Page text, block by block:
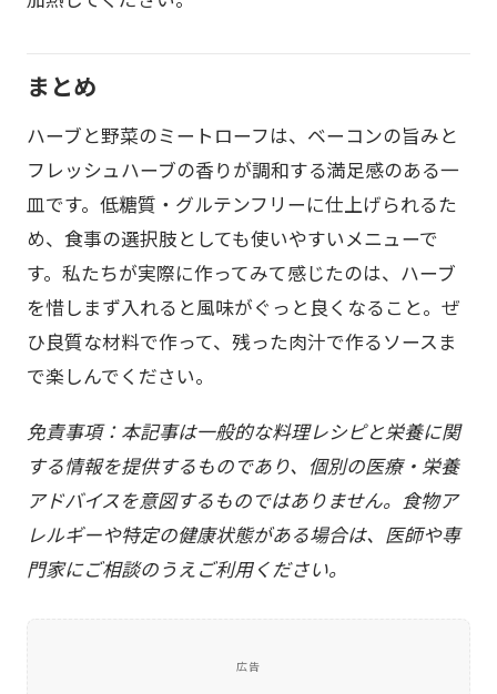
まとめ
ハーブと野菜のミートローフは、ベーコンの旨みと
フレッシュハーブの香りが調和する満足感のある一
皿です。低糖質・グルテンフリーに仕上げられるた
め、食事の選択肢としても使いやすいメニューで
す。私たちが実際に作ってみて感じたのは、ハーブ
を惜しまず入れると風味がぐっと良くなること。ぜ
ひ良質な材料で作って、残った肉汁で作るソースま
で楽しんでください。
免責事項：本記事は一般的な料理レシピと栄養に関
する情報を提供するものであり、個別の医療・栄養
アドバイスを意図するものではありません。食物ア
レルギーや特定の健康状態がある場合は、医師や専
門家にご相談のうえご利用ください。
広告